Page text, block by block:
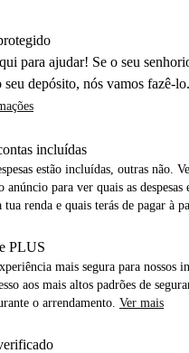
para ajudar! Se o seu
depósito, nós vamos fazê-lo.
incluídas
estão incluídas, outras não.
anúncio para ver quais as despesas
tua renda e quais terás de pagar à
PLUS
mais segura para nossos
aos mais altos padrões de
o arrendamento. Ver mais